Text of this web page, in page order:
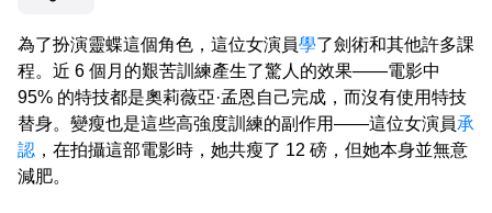
為了扮演靈蝶這個角色，這位女演員學了劍術和其他許多課
程。近 6 個月的艱苦訓練產生了驚人的效果——電影中
95% 的特技都是奧莉薇亞·孟恩自己完成，而沒有使用特技
替身。變瘦也是這些高強度訓練的副作用——這位女演員承
認 ，在拍攝這部電影時，她共瘦了 12 磅，但她本身並無意
減肥。